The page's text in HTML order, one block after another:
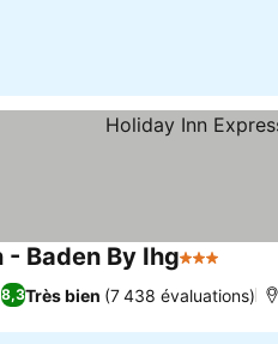
- Baden By Ihg3 Étoiles
8,3Très bien (7 438 évaluations)